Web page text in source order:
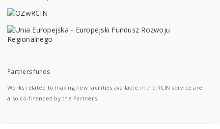
Partners funds
Works related to making new facilities available in the RCIN service are
also co-financed by the Partners.